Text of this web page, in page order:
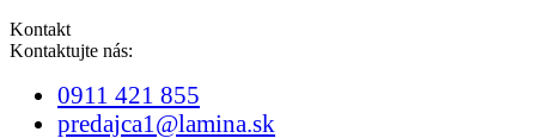
Kontakt
Kontaktujte nás:
0911 421 855
predajca1@lamina.sk